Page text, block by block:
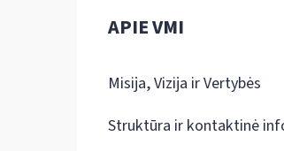
APIE VMI
Misija, Vizija ir Vertybės
Struktūra ir kontaktinė